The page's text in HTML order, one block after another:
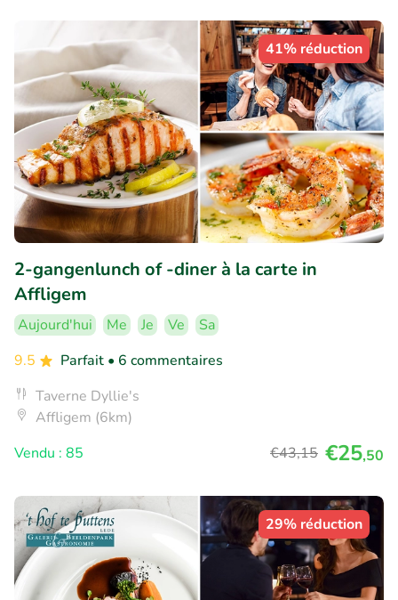
41% réduction
2-gangenlunch of -diner à la carte in
Affligem
Aujourd'hui Me Je Ve
Sa
9.5
Parfait • 6 commentaires
Taverne Dyllie's
Affligem (6km)
Vendu : 85
€43,15 €25,50
29% réduction